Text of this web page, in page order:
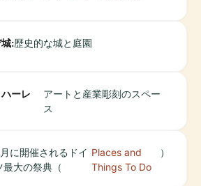
:歴史的な城と庭園
ーレ
アートと産業彫刻のスペー
ス
に開催されるドイ
最大の祭典（
Places and
Things To Do
）